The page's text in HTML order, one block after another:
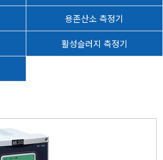
용존산소 측정기
활성슬러지 측정기